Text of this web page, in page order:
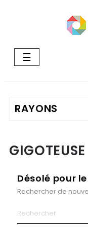
Basculer
la
☰
Désolé pour
Rechercher de